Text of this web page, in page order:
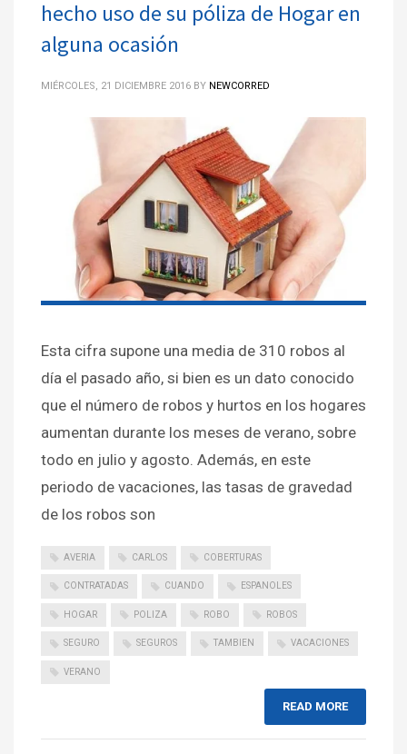
hecho uso de su póliza de Hogar en
alguna ocasión
MIÉRCOLES, 21 DICIEMBRE 2016 BY NEWCORRED
Esta cifra supone una media de 310 robos al
día el pasado año, si bien es un dato conocido
que el número de robos y hurtos en los hogares
aumentan durante los meses de verano, sobre
todo en julio y agosto. Además, en este
periodo de vacaciones, las tasas de gravedad
de los robos son
AVERIA CARLOS COBERTURAS
CONTRATADAS CUANDO ESPANOLES
HOGAR POLIZA ROBO ROBOS
SEGURO SEGUROS TAMBIEN VACACIONES
VERANO
READ MORE